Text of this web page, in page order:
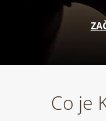
Co je